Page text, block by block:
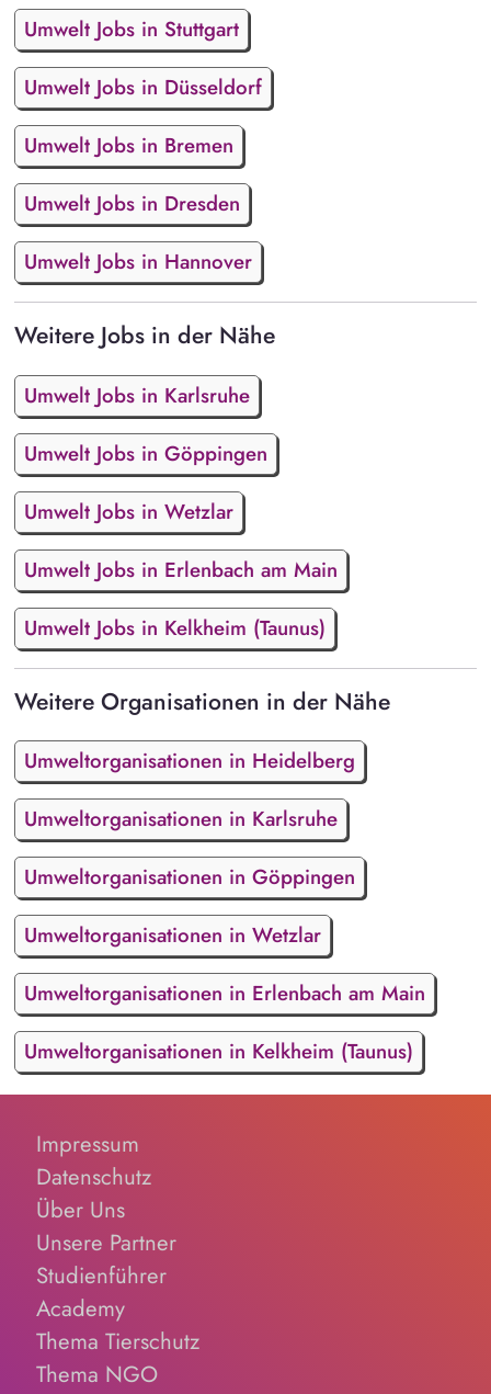
Umwelt Jobs in Stuttgart
Umwelt Jobs in Düsseldorf
Umwelt Jobs in Bremen
Umwelt Jobs in Dresden
Umwelt Jobs in Hannover
Weitere Jobs in der Nähe
Umwelt Jobs in Karlsruhe
Umwelt Jobs in Göppingen
Umwelt Jobs in Wetzlar
Umwelt Jobs in Erlenbach am Main
Umwelt Jobs in Kelkheim (Taunus)
Weitere Organisationen in der Nähe
Umweltorganisationen in Heidelberg
Umweltorganisationen in Karlsruhe
Umweltorganisationen in Göppingen
Umweltorganisationen in Wetzlar
Umweltorganisationen in Erlenbach am Main
Umweltorganisationen in Kelkheim (Taunus)
Impressum
Datenschutz
Über Uns
Unsere Partner
Studienführer
Academy
Thema Tierschutz
Thema NGO